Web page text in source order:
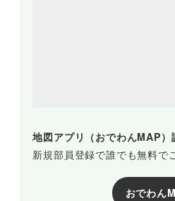
地図アプリ（おでわんMAP）
新規部員登録で誰でも無料で
おでわん